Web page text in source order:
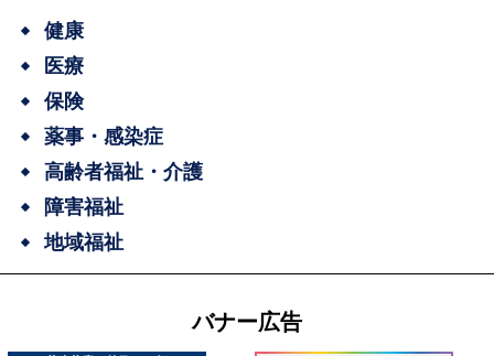
健康
医療
保険
薬事・感染症
高齢者福祉・介護
障害福祉
地域福祉
バナー広告